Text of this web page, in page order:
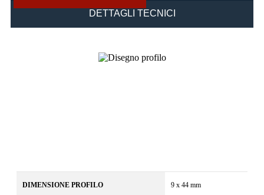
DETTAGLI TECNICI
DIMENSIONE PROFILO 9 x 44 mm